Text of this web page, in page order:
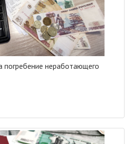
погребение неработающего